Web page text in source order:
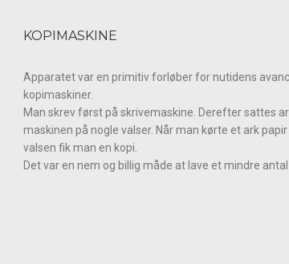
KOPIMASKINE
Apparatet var en primitiv forløber for nutidens
kopimaskiner.
Man skrev først på skrivemaskine. Derefter sattes
maskinen på nogle valser. Når man kørte et ark
valsen fik man en kopi.
Det var en nem og billig måde at lave et mindre antal